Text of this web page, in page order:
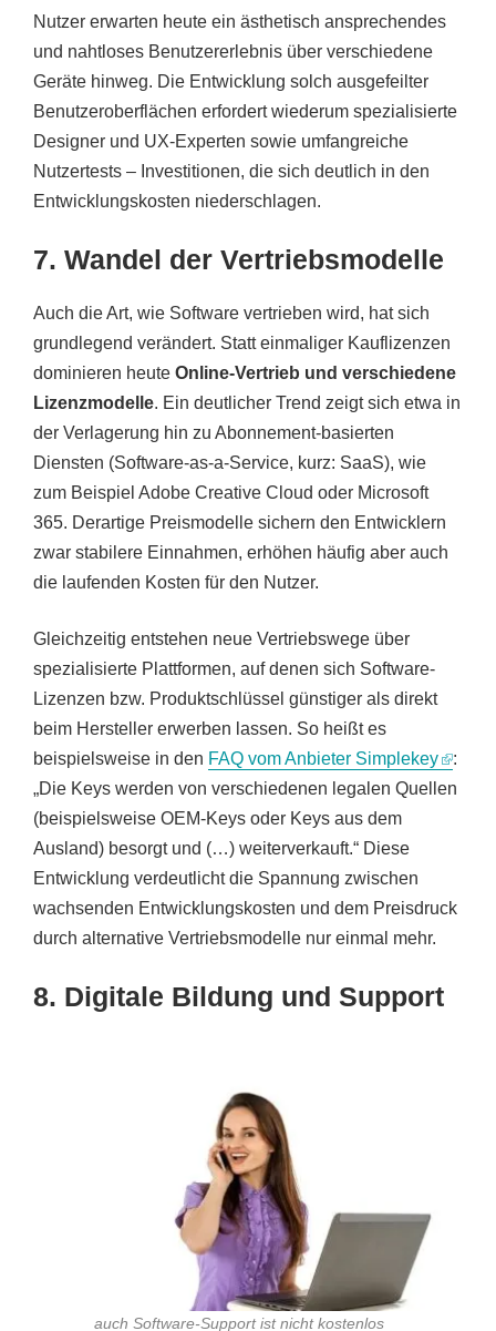
Nutzer erwarten heute ein ästhetisch ansprechendes
und nahtloses Benutzererlebnis über verschiedene
Geräte hinweg. Die Entwicklung solch ausgefeilter
Benutzeroberflächen erfordert wiederum spezialisierte
Designer und UX-Experten sowie umfangreiche
Nutzertests – Investitionen, die sich deutlich in den
Entwicklungskosten niederschlagen.
7. Wandel der Vertriebsmodelle
Auch die Art, wie Software vertrieben wird, hat sich
grundlegend verändert. Statt einmaliger Kauflizenzen
dominieren heute Online-Vertrieb und verschiedene
Lizenzmodelle. Ein deutlicher Trend zeigt sich etwa in
der Verlagerung hin zu Abonnement-basierten
Diensten (Software-as-a-Service, kurz: SaaS), wie
zum Beispiel Adobe Creative Cloud oder Microsoft
365. Derartige Preismodelle sichern den Entwicklern
zwar stabilere Einnahmen, erhöhen häufig aber auch
die laufenden Kosten für den Nutzer.
Gleichzeitig entstehen neue Vertriebswege über
spezialisierte Plattformen, auf denen sich Software-
Lizenzen bzw. Produktschlüssel günstiger als direkt
beim Hersteller erwerben lassen. So heißt es
beispielsweise in den FAQ vom Anbieter Simplekey
:
„Die Keys werden von verschiedenen legalen Quellen
(beispielsweise OEM-Keys oder Keys aus dem
Ausland) besorgt und (…) weiterverkauft.“ Diese
Entwicklung verdeutlicht die Spannung zwischen
wachsenden Entwicklungskosten und dem Preisdruck
durch alternative Vertriebsmodelle nur einmal mehr.
8. Digitale Bildung und Support
auch Software-Support ist nicht kostenlos